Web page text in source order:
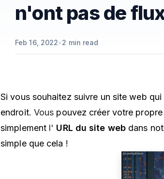
n'ont pas de
Feb 16, 2022•2 min read
Si vous souhaitez suivre un site web
endroit. Vous pouvez créer votre
simplement l' URL du site webdans
simple que cela !